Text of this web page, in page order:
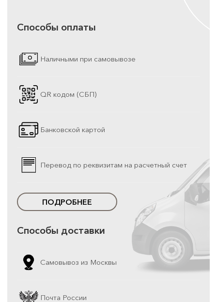
Способы оплаты
Наличными при самовывозе
QR кодом (СБП)
Банковской картой
Перевод по реквизитам на расчетный счет
ПОДРОБНЕЕ
Способы доставки
Самовывоз из Москвы
Почта России